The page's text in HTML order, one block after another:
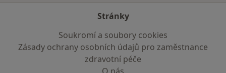
Stránky
Soukromí a soubory cookies
Zásady ochrany osobních údajů pro zaměstnance
zdravotní péče